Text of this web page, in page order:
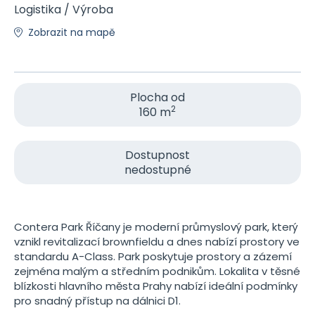
Logistika / Výroba
Zobrazit na mapě
Plocha od
160 m2
Dostupnost
nedostupné
Contera Park Říčany je moderní průmyslový park, který
vznikl revitalizací brownfieldu a dnes nabízí prostory ve
standardu A-Class. Park poskytuje prostory a zázemí
zejména malým a středním podnikům. Lokalita v těsné
blízkosti hlavního města Prahy nabízí ideální podmínky
pro snadný přístup na dálnici D1.